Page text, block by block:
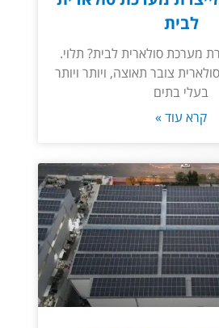
לבית
מערכת סולארית לבית? תלוי.
צובר תאוצה, ויותר ויותר
בעלי בתים
קרא עוד »